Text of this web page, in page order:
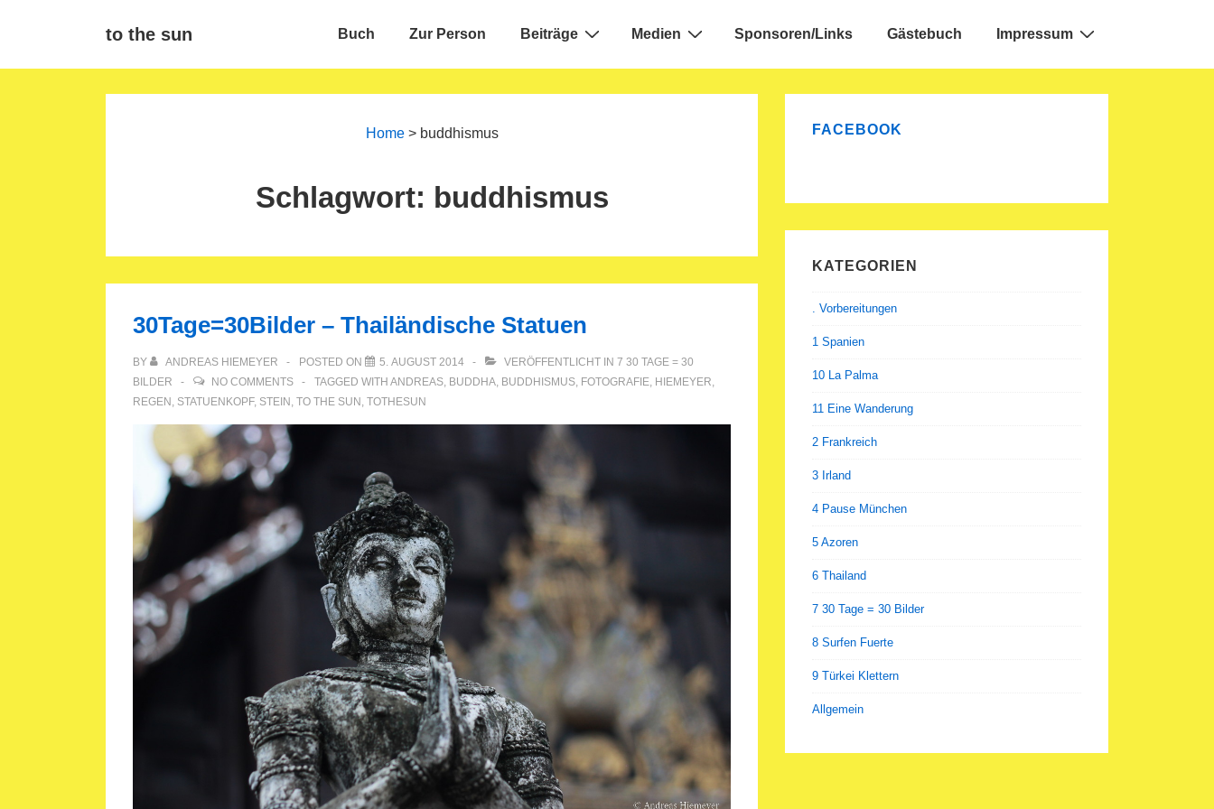
to the sun
Main
Buch Zur Person Beiträge Medien Sponsoren/Links Gästebuch Impressum
Home> buddhismus
Schlagwort: buddhismus
30Tage=30Bilder – Thailändische Statuen
BY ANDREAS HIEMEYER POSTED ON 5. AUGUST 2014 VERÖFFENTLICHT IN 7 30 TAGE = 30
BILDER
NO COMMENTS TAGGED WITH ANDREAS, BUDDHA, BUDDHISMUS, FOTOGRAFIE, HIEMEYER,
REGEN , STATUENKOPF, STEIN , TO THE SUN , TOTHESUN
FACEBOOK
KATEGORIEN
. Vorbereitungen
1 Spanien
10 La Palma
11 Eine Wanderung
2 Frankreich
3 Irland
4 Pause München
5 Azoren
6 Thailand
7 30 Tage = 30 Bilder
8 Surfen Fuerte
9 Türkei Klettern
Allgemein